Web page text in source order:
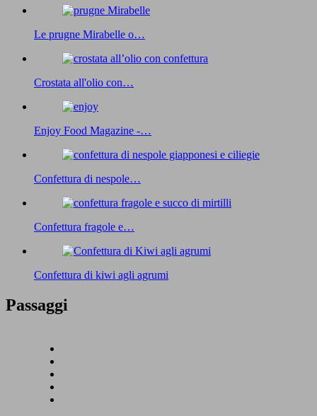
Le prugne Mirabelle o…
Crostata all'olio con…
Enjoy Food Magazine -…
Confettura di nespole…
Confettura fragole e…
Confettura di kiwi agli agrumi
Passaggi